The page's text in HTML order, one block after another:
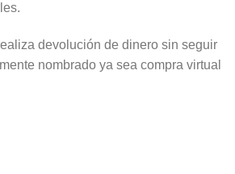
devolución de dinero sin seguir
nombrado ya sea compra virtual